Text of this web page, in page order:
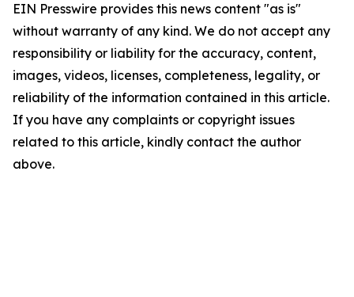
EIN Presswire provides this news content "as is"
without warranty of any kind. We do not accept any
responsibility or liability for the accuracy, content,
images, videos, licenses, completeness, legality, or
reliability of the information contained in this article.
If you have any complaints or copyright issues
related to this article, kindly contact the author
above.